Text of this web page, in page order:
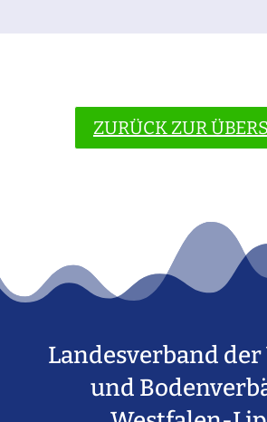
ZURÜCK ZUR
Landesverband der
und